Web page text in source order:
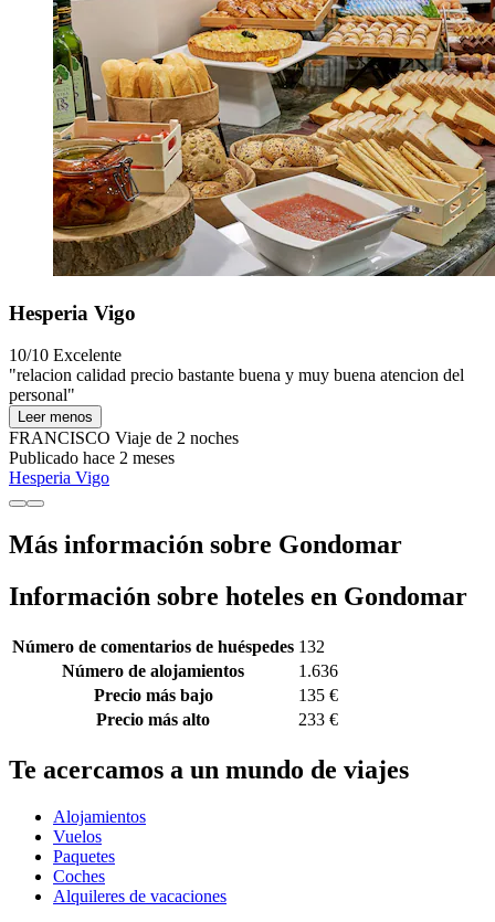
Hesperia Vigo
10/10 Excelente
"relacion calidad precio bastante buena y muy buena atencion del
personal"
Leer menos
FRANCISCO Viaje de 2 noches
Publicado hace 2 meses
Hesperia Vigo
Más información sobre Gondomar
Información sobre hoteles en Gondomar
Número de comentarios de huéspedes 132
Número de alojamientos
1.636
Precio más bajo
135 €
Precio más alto
233 €
Te acercamos a un mundo de viajes
Alojamientos
Vuelos
Paquetes
Coches
Alquileres de vacaciones